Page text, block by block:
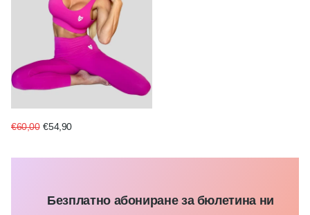
€60,00 €54,90
Безплатно абониране за бюлетина ни